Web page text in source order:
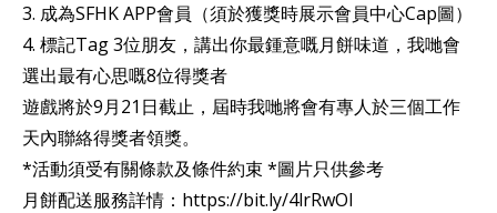
3. 成為SFHK APP會員（須於獲獎時展示會員中心Cap圖）
4. 標記Tag 3位朋友，講出你最鍾意嘅月餅味道，我哋會
選出最有心思嘅8位得獎者
遊戲將於9月21日截止，屆時我哋將會有專人於三個工作
天內聯絡得獎者領獎。
*活動須受有關條款及條件約束 *圖片只供參考
月餅配送服務詳情：https://bit.ly/4lrRwOI